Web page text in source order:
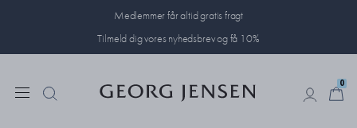
Medlemmer får altid gratis fragt
Tilmeld dig vores nyhedsbrev og få 10%
0